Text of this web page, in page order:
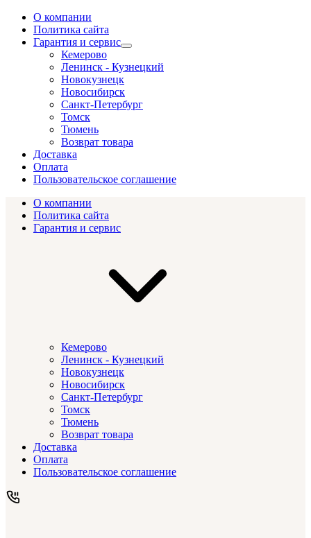
О компании
Политика сайта
Гарантия и сервис
Кемерово
Ленинск - Кузнецкий
Новокузнецк
Новосибирск
Санкт-Петербург
Томск
Тюмень
Возврат товара
Доставка
Оплата
Пользовательское соглашение
О компании
Политика сайта
Гарантия и сервис
Кемерово
Ленинск - Кузнецкий
Новокузнецк
Новосибирск
Санкт-Петербург
Томск
Тюмень
Возврат товара
Доставка
Оплата
Пользовательское соглашение